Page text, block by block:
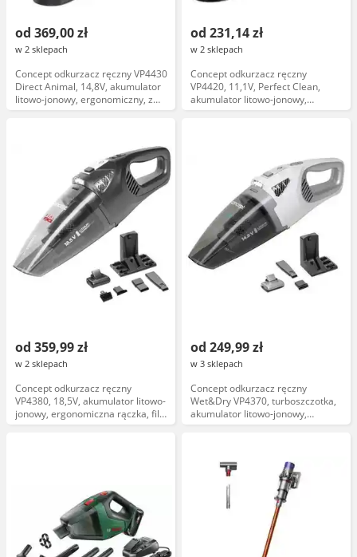
od 369,00 zł
w 2 sklepach
Concept odkurzacz ręczny VP4430
Direct Animal, 14,8V, akumulator
litowo-jonowy, ergonomiczny, z
filtrem HEPA, kolor czarny
od 231,14 zł
w 2 sklepach
Concept odkurzacz ręczny
VP4420, 11,1V, Perfect Clean,
akumulator litowo-jonowy,
ergonomiczna rączka, filtr HEPA,
od 359,99 zł
w 2 sklepach
Concept odkurzacz ręczny
VP4380, 18,5V, akumulator litowo-
jonowy, ergonomiczna rączka, filtr
HEPA, kolor czarny
od 249,99 zł
w 3 sklepach
Concept odkurzacz ręczny
Wet&Dry VP4370, turboszczotka,
akumulator litowo-jonowy,
pojemność zbiornika 0,5 litra